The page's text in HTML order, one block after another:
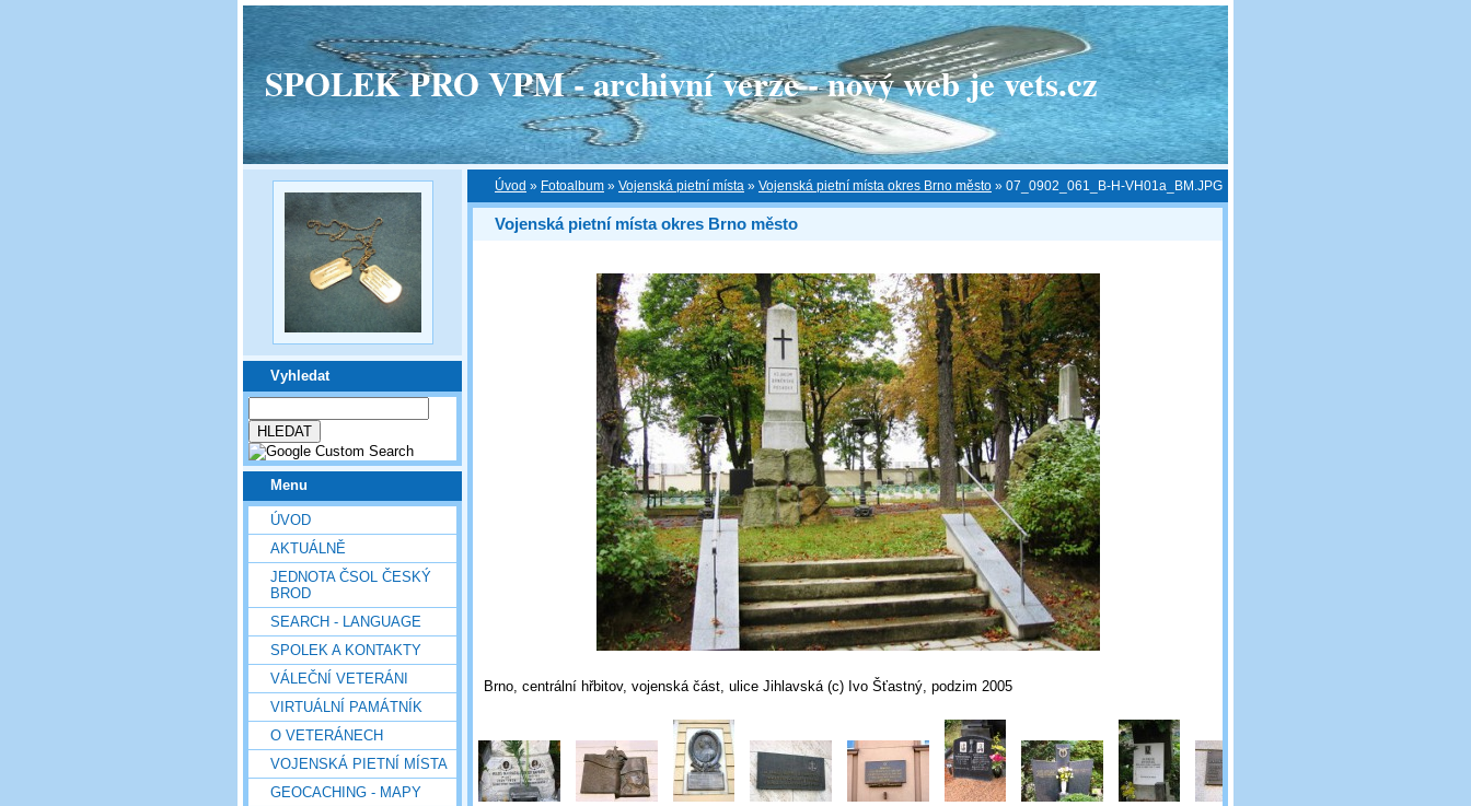
SPOLEK PRO VPM - archivní verze - nový web je vets.cz
Vyhledat
Menu
ÚVOD
AKTUÁLNĚ
JEDNOTA ČSOL ČESKÝ
BROD
SEARCH - LANGUAGE
SPOLEK A KONTAKTY
VÁLEČNÍ VETERÁNI
VIRTUÁLNÍ PAMÁTNÍK
O VETERÁNECH
VOJENSKÁ PIETNÍ MÍSTA
GEOCACHING - MAPY
Úvod » Fotoalbum » Vojenská pietní místa » Vojenská pietní místa okres Brno město » 07_0902_061_B-H-VH01a_BM.JPG
Vojenská pietní místa okres Brno město
Brno, centrální hřbitov, vojenská část, ulice Jihlavská (c) Ivo Šťastný, podzim 2005